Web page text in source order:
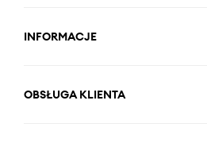
INFORMACJE
OBSŁUGA KLIENTA